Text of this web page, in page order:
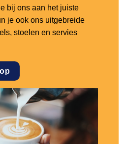
bij ons aan het juiste
je ook ons uitgebreide
stoelen en servies